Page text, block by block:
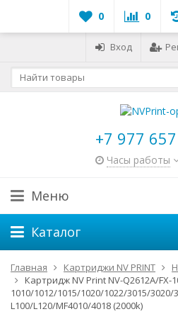
0 0
Вход
+7 977
Часы работы
Меню
Каталог
Главная Картриджи NV PRINT
Картридж NV Print NV-Q2612A/FX-
1010/1012/1015/1020/1022/3015/
L100/L120/MF4010/4018 (2000k)